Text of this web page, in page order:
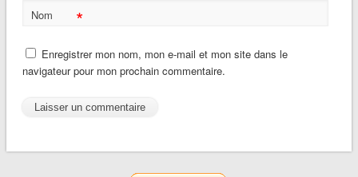
Nom *
Enregistrer mon nom, mon e-mail et mon site dans le
navigateur pour mon prochain commentaire.